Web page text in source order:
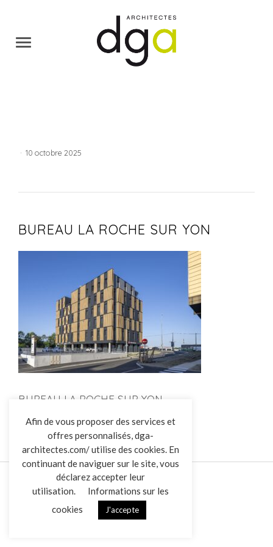
L’AGENCE
RÉALISATIONS
ACTUALITÉS
CONTACT
· 10 octobre 2025
BUREAU LA ROCHE SUR YON
BUREAU LA ROCHE SUR YON
Afin de vous proposer des services et
offres personnalisés, dga-
architectes.com/ utilise des cookies. En
continuant de naviguer sur le site, vous
déclarez accepter leur
utilisation.
Informations sur les
cookies
J'accepte